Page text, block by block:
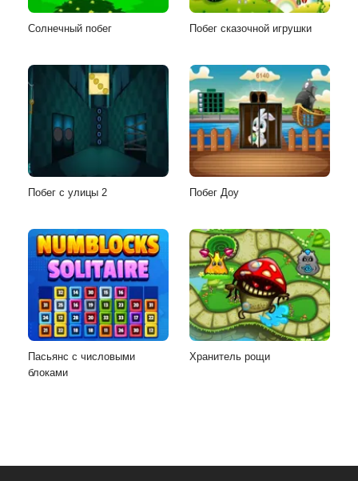
Солнечный побег Побег сказочной игрушки
Побег с улицы 2 Побег Доу
Пасьянс с числовыми
блоками
Хранитель рощи